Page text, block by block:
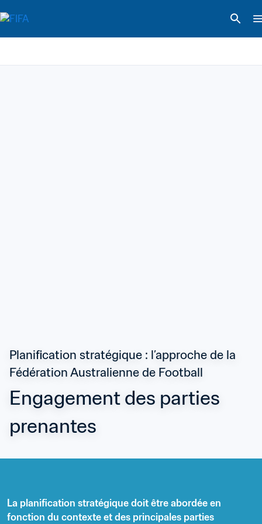
Planification stratégique : l’approche de la
Fédération Australienne de Football
Engagement des parties
prenantes
La planification stratégique doit être abordée en
fonction du contexte et des principales parties